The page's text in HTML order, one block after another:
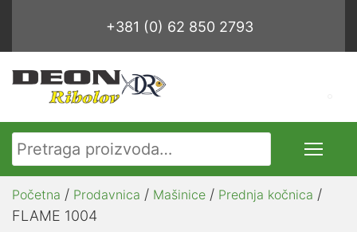
+381 (0) 62 850 2793
Pretraga za:
Početna / Prodavnica / Mašinice / Prednja kočnica /
FLAME 1004